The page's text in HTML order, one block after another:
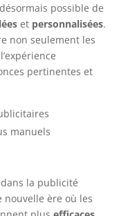
possible de
et personnalisées.
non seulement les
pertinentes et
manuels
dans la publicité
nouvelle ère où les